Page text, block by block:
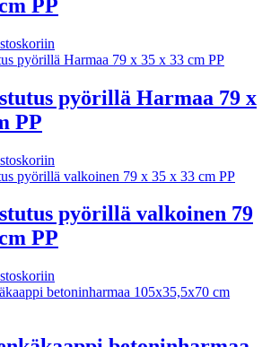
PP
pyörillä Harmaa 79 x
PP
pyörillä valkoinen 79
PP